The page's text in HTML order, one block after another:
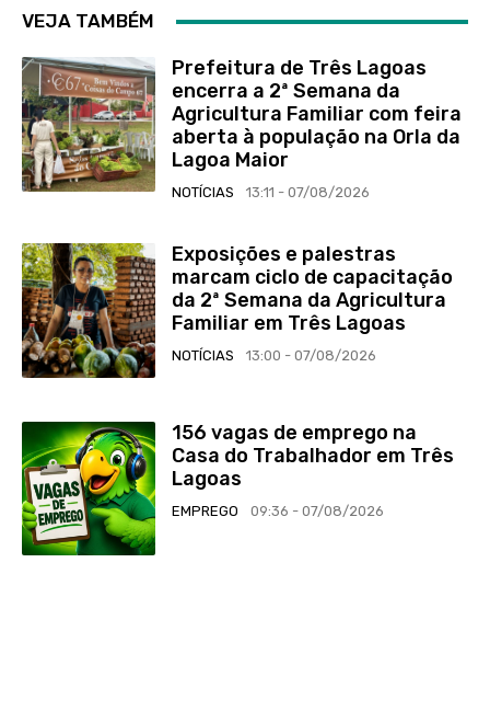
VEJA TAMBÉM
Prefeitura de Três Lagoas
encerra a 2ª Semana da
Agricultura Familiar com feira
aberta à população na Orla da
Lagoa Maior
NOTÍCIAS 13:11 - 07/08/2026
Exposições e palestras
marcam ciclo de capacitação
da 2ª Semana da Agricultura
Familiar em Três Lagoas
NOTÍCIAS 13:00 - 07/08/2026
156 vagas de emprego na
Casa do Trabalhador em Três
Lagoas
EMPREGO 09:36 - 07/08/2026